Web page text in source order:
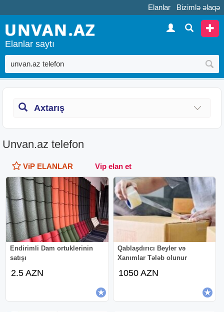
Elanlar Bizimlə əlaqə
Elanlar saytı
Axtarış
Unvan.az telefon
ViP ELANLAR Vip elan et
Endirimli Dam ortuklerinin
satışı
2.5 AZN
Qablaşdırıcı Beyler və
Xanımlar Tələb olunur
1050 AZN